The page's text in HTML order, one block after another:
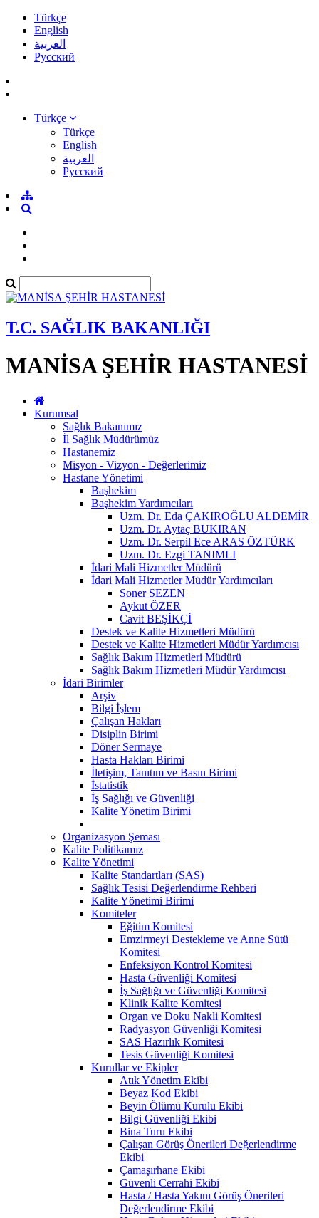
Türkçe
English
العربية
Pусский
Türkçe
Türkçe
English
العربية
Pусский
T.C. SAĞLIK BAKANLIĞI
MANİSA ŞEHİR HASTANESİ
Kurumsal
Sağlık Bakanımız
İl Sağlık Müdürümüz
Hastanemiz
Misyon - Vizyon - Değerlerimiz
Hastane Yönetimi
Başhekim
Başhekim Yardımcıları
Uzm. Dr. Eda ÇAKIROĞLU ALDEMİR
Uzm. Dr. Aytaç BUKIRAN
Uzm. Dr. Serpil Ece ARAS ÖZTÜRK
Uzm. Dr. Ezgi TANIMLI
İdari Mali Hizmetler Müdürü
İdari Mali Hizmetler Müdür Yardımcıları
Soner SEZEN
Aykut ÖZER
Cavit BEŞİKÇİ
Destek ve Kalite Hizmetleri Müdürü
Destek ve Kalite Hizmetleri Müdür Yardımcısı
Sağlık Bakım Hizmetleri Müdürü
Sağlık Bakım Hizmetleri Müdür Yardımcısı
İdari Birimler
Arşiv
Bilgi İşlem
Çalışan Hakları
Disiplin Birimi
Döner Sermaye
Hasta Hakları Birimi
İletişim, Tanıtım ve Basın Birimi
İstatistik
İş Sağlığı ve Güvenliği
Kalite Yönetim Birimi
Organizasyon Şeması
Kalite Politikamız
Kalite Yönetimi
Kalite Standartları (SAS)
Sağlık Tesisi Değerlendirme Rehberi
Kalite Yönetimi Birimi
Komiteler
Eğitim Komitesi
Emzirmeyi Destekleme ve Anne Sütü
Komitesi
Enfeksiyon Kontrol Komitesi
Hasta Güvenliği Komitesi
İş Sağlığı ve Güvenliği Komitesi
Klinik Kalite Komitesi
Organ ve Doku Nakli Komitesi
Radyasyon Güvenliği Komitesi
SAS Hazırlık Komitesi
Tesis Güvenliği Komitesi
Kurullar ve Ekipler
Atık Yönetim Ekibi
Beyaz Kod Ekibi
Beyin Ölümü Kurulu Ekibi
Bilgi Güvenliği Ekibi
Bina Turu Ekibi
Çalışan Görüş Önerileri Değerlendirme
Ekibi
Çamaşırhane Ekibi
Güvenli Cerrahi Ekibi
Hasta / Hasta Yakını Görüş Önerileri
Değerlendirme Ekibi